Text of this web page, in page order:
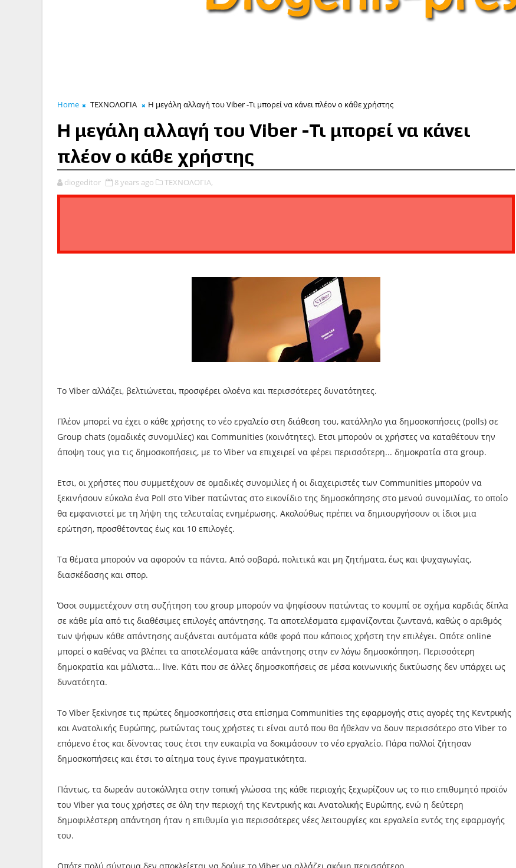
Home ΤΕΧΝΟΛΟΓΙΑ H μεγάλη αλλαγή του Viber -Τι μπορεί να κάνει πλέον ο κάθε χρήστης
H μεγάλη αλλαγή του Viber -Τι μπορεί να κάνει
πλέον ο κάθε χρήστης
diogeditor 8 years ago ΤΕΧΝΟΛΟΓΙΑ,
To Viber αλλάζει, βελτιώνεται, προσφέρει ολοένα και περισσότερες δυνατότητες.
Πλέον μπορεί να έχει ο κάθε χρήστης το νέο εργαλείο στη διάθεση του, κατάλληλο για δημοσκοπήσεις (polls) σε
Group chats (ομαδικές συνομιλίες) και Communities (κοινότητες). Ετσι μπορούν οι χρήστες να καταθέτουν την
άποψη τους για τις δημοσκοπήσεις, με το Viber να επιχειρεί να φέρει περισσότερη... δημοκρατία στα group.
Ετσι, οι χρήστες που συμμετέχουν σε ομαδικές συνομιλίες ή οι διαχειριστές των Communities μπορούν να
ξεκινήσουν εύκολα ένα Poll στο Viber πατώντας στο εικονίδιο της δημοσκόπησης στο μενού συνομιλίας, το οποίο
θα εμφανιστεί με τη λήψη της τελευταίας ενημέρωσης. Ακολούθως πρέπει να δημιουργήσουν οι ίδιοι μια
ερώτηση, προσθέτοντας έως και 10 επιλογές.
Τα θέματα μπορούν να αφορούν τα πάντα. Από σοβαρά, πολιτικά και μη ζητήματα, έως και ψυχαγωγίας,
διασκέδασης και σπορ.
Όσοι συμμετέχουν στη συζήτηση του group μπορούν να ψηφίσουν πατώντας το κουμπί σε σχήμα καρδιάς δίπλα
σε κάθε μία από τις διαθέσιμες επιλογές απάντησης. Τα αποτελέσματα εμφανίζονται ζωντανά, καθώς ο αριθμός
των ψήφων κάθε απάντησης αυξάνεται αυτόματα κάθε φορά που κάποιος χρήστη την επιλέγει. Οπότε online
μπορεί ο καθένας να βλέπει τα αποτελέσματα κάθε απάντησης στην εν λόγω δημοσκόπηση. Περισσότερη
δημοκρατία και μάλιστα... live. Κάτι που σε άλλες δημοσκοπήσεις σε μέσα κοινωνικής δικτύωσης δεν υπάρχει ως
δυνατότητα.
Το Viber ξεκίνησε τις πρώτες δημοσκοπήσεις στα επίσημα Communities της εφαρμογής στις αγορές της Κεντρικής
και Ανατολικής Ευρώπης, ρωτώντας τους χρήστες τι είναι αυτό που θα ήθελαν να δουν περισσότερο στο Viber το
επόμενο έτος και δίνοντας τους έτσι την ευκαιρία να δοκιμάσουν το νέο εργαλείο. Πάρα πολλοί ζήτησαν
δημοσκοπήσεις και έτσι το αίτημα τους έγινε πραγματικότητα.
Πάντως, τα δωρεάν αυτοκόλλητα στην τοπική γλώσσα της κάθε περιοχής ξεχωρίζουν ως το πιο επιθυμητό προϊόν
του Viber για τους χρήστες σε όλη την περιοχή της Κεντρικής και Ανατολικής Ευρώπης, ενώ η δεύτερη
δημοφιλέστερη απάντηση ήταν η επιθυμία για περισσότερες νέες λειτουργίες και εργαλεία εντός της εφαρμογής
του.